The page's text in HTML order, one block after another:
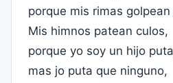
porque mis rimas
Mis himnos patean culos,
porque yo soy un hijo
mas jo puta que ninguno,